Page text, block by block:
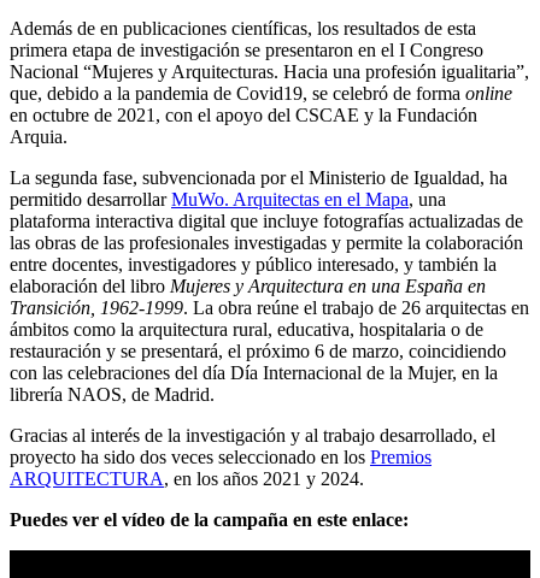
Además de en publicaciones científicas, los resultados de esta
primera etapa de investigación se presentaron en el I Congreso
Nacional “Mujeres y Arquitecturas. Hacia una profesión igualitaria”,
que, debido a la pandemia de Covid19, se celebró de forma online
en octubre de 2021, con el apoyo del CSCAE y la Fundación
Arquia.
La segunda fase, subvencionada por el Ministerio de Igualdad, ha
permitido desarrollarMuWo. Arquitectas en el Mapa, una
plataforma interactiva digital que incluye fotografías actualizadas de
las obras de las profesionales investigadas y permite la colaboración
entre docentes, investigadores y público interesado, y también la
elaboración del libro Mujeres y Arquitectura en una España en
Transición, 1962-1999. La obra reúne el trabajo de 26 arquitectas en
ámbitos como la arquitectura rural, educativa, hospitalaria o de
restauración y se presentará, el próximo 6 de marzo, coincidiendo
con las celebraciones del día Día Internacional de la Mujer, en la
librería NAOS, de Madrid.
Gracias al interés de la investigación y al trabajo desarrollado, el
proyecto ha sido dos veces seleccionado en los Premios
ARQUITECTURA, en los años 2021 y 2024.
Puedes ver el vídeo de la campaña en este enlace: